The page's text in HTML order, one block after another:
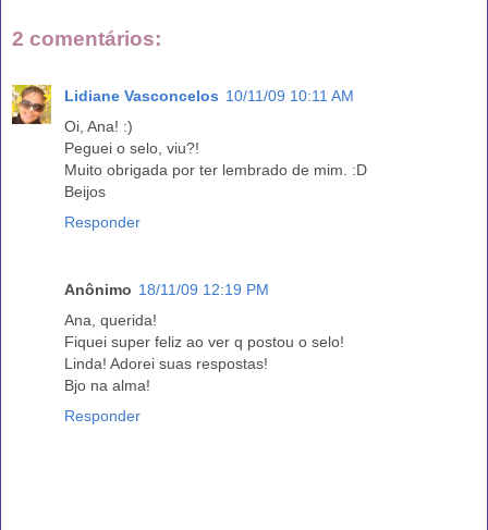
2 comentários:
Lidiane Vasconcelos 10/11/09 10:11 AM
Oi, Ana! :)
Peguei o selo, viu?!
Muito obrigada por ter lembrado de mim. :D
Beijos
Responder
Anônimo 18/11/09 12:19 PM
Ana, querida!
Fiquei super feliz ao ver q postou o selo!
Linda! Adorei suas respostas!
Bjo na alma!
Responder